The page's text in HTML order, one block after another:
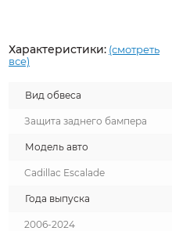
Характеристики: (смотреть
все)
Вид обвеса
Защита заднего бампера
Модель авто
Cadillac Escalade
Года выпуска
2006-2024